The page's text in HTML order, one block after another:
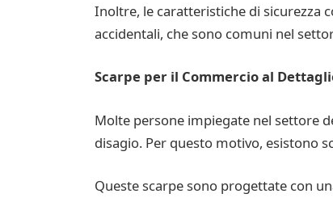
Inoltre, le caratteristiche di sicurezza
accidentali, che sono comuni nel
Scarpe per il Commercio al
Molte persone impiegate nel settore
disagio. Per questo motivo, esistono
Queste scarpe sono progettate con